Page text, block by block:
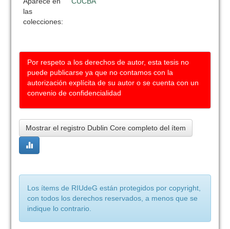
las
colecciones:
Por respeto a los derechos de autor, esta tesis no
puede publicarse ya que no contamos con la
autorización explícita de su autor o se cuenta con un
convenio de confidencialidad
Mostrar el registro Dublin Core completo del ítem
Los ítems de RIUdeG están protegidos por copyright,
con todos los derechos reservados, a menos que se
indique lo contrario.